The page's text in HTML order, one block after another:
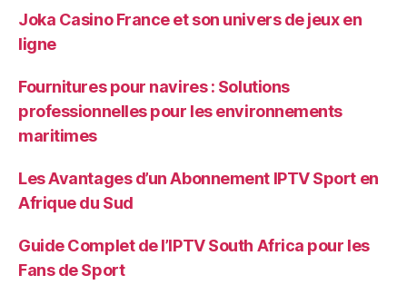
Joka Casino France et son univers de jeux en
ligne
Fournitures pour navires : Solutions
professionnelles pour les environnements
maritimes
Les Avantages d’un Abonnement IPTV Sport en
Afrique du Sud
Guide Complet de l’IPTV South Africa pour les
Fans de Sport